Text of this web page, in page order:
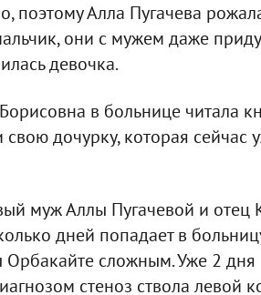
поэтому Алла Пугачева
они с мужем даже
девочка.
в больнице читала
дочурку, которая сейчас
муж Аллы Пугачевой и отец
дней попадает в
сложным. Уже 2 дня
стеноз ствола левой